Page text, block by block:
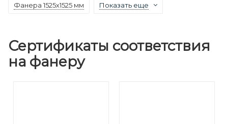
Фанера 1525х1525 мм Показать еще
Сертификаты соответствия
на фанеру